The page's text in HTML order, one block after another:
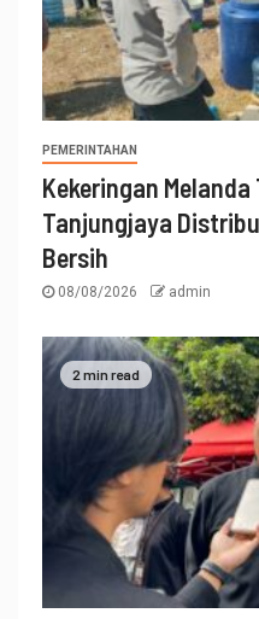
PEMERINTAHAN
Kekeringan
Tanjungjaya
Bersih
08/08/2026 admin
2 min read